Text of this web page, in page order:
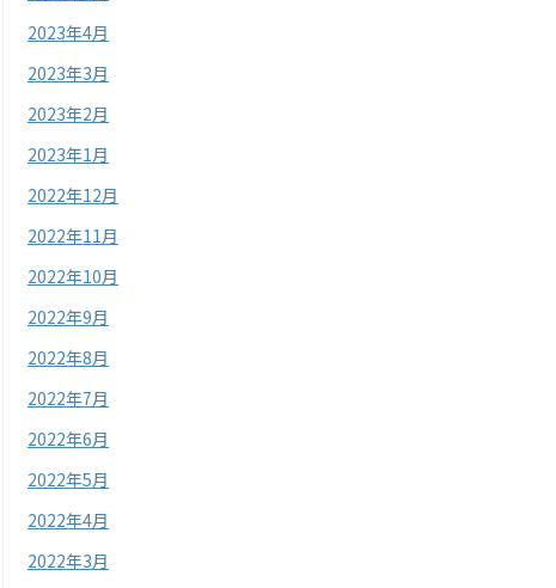
2023年4月
2023年3月
2023年2月
2023年1月
2022年12月
2022年11月
2022年10月
2022年9月
2022年8月
2022年7月
2022年6月
2022年5月
2022年4月
2022年3月